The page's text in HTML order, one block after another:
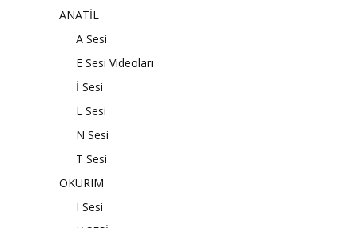
ANATİL
A Sesi
E Sesi Videoları
İ Sesi
L Sesi
N Sesi
T Sesi
OKURIM
I Sesi